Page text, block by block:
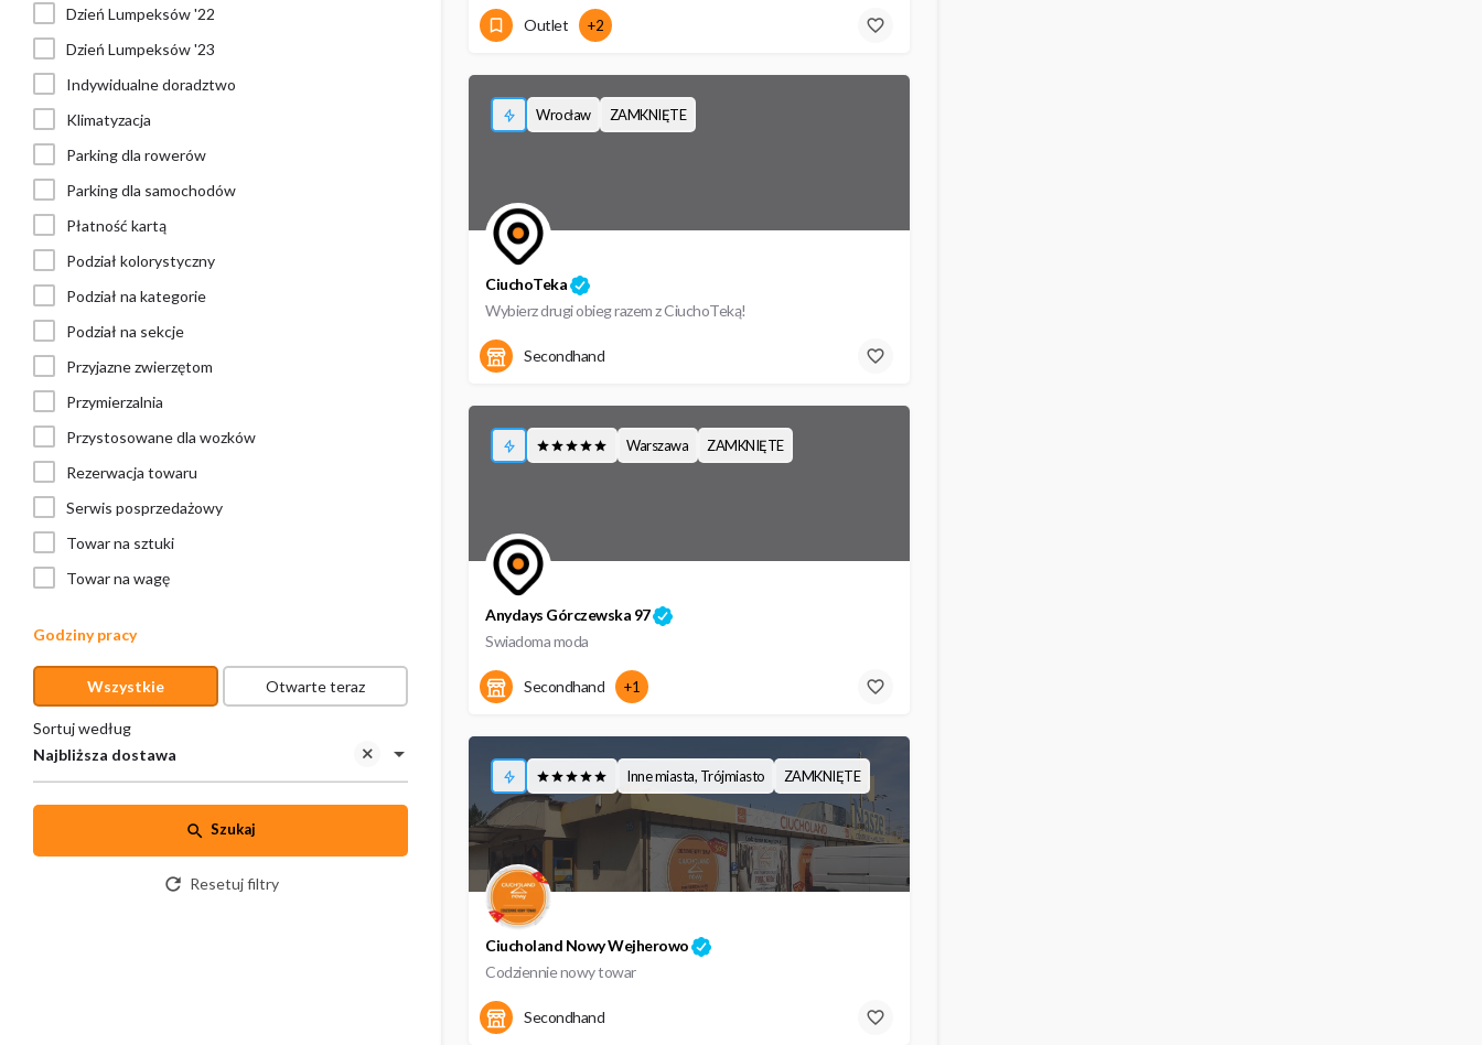
Dzień Lumpeksów '22
Dzień Lumpeksów '23
Indywidualne doradztwo
Klimatyzacja
Parking dla rowerów
Parking dla samochodów
Płatność kartą
Podział kolorystyczny
Podział na kategorie
Podział na sekcje
Przyjazne zwierzętom
Przymierzalnia
Przystosowane dla wozków
Rezerwacja towaru
Serwis posprzedażowy
Towar na sztuki
Towar na wagę
Godziny pracy
Wszystkie Otwarte teraz
Najbliższa dostawa
Sortuj według
Szukaj
Resetuj filtry
Szczecin
Outlet +2
CiuchoTeka
Wybierz drugi obieg razem z CiuchoTeką!
Hermanowska 63
Wrocław ZAMKNIĘTE
Secondhand
Anydays Górczewska 97
Swiadoma moda
Górczewska 97
Warszawa ZAMKNIĘTE
Secondhand +1
Ciucholand Nowy Wejherowo
Codziennie nowy towar
10 Lutego
Inne miasta, Trójmiasto ZAMKNIĘTE
Secondhand